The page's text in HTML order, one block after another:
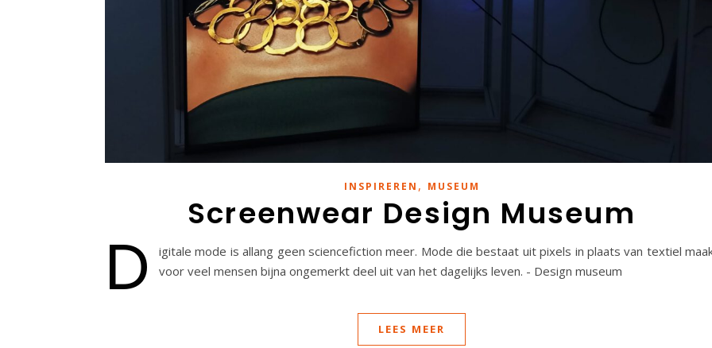
INSPIREREN , MUSEUM
Screenwear Design Museum
D
igitale mode is allang geen sciencefiction meer. Mode die bestaat uit pixels in plaats van textiel
voor veel mensen bijna ongemerkt deel uit van het dagelijks leven. - Design museum
LEES MEER